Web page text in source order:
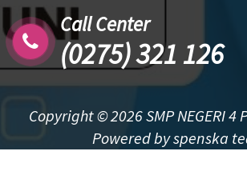
Call Center
(0275) 321 126
Copyright © 2026 SMP NEGERI 4
Powered by spenska